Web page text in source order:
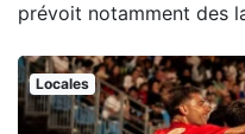
prévoit notamment des
Locales